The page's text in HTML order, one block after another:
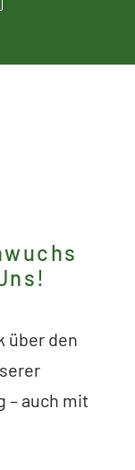
über den
– auch mit